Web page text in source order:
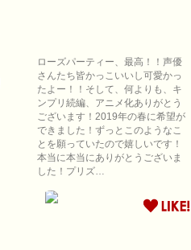
ローズパーティー、最高！！声優
さんたち皆かっこいいし可愛かっ
たよー！！そして、何よりも、キ
ンプリ続編、アニメ化ありがとう
ございます！2019年の春に希望が
できました！ずっとこのようなこ
とを願っていたので嬉しいです！
本当に本当にありがとうございま
した！プリズ…